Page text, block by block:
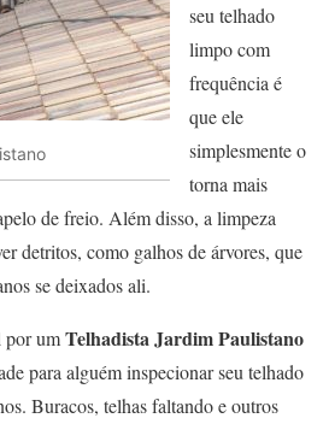
seu telhado
limpo com
frequência é
que ele
simplesmente o
torna mais
de freio. Além disso, a limpeza
detritos, como galhos de árvores, que
se deixados ali.
por umTelhadista Jardim Paulistano
para alguém inspecionar seu telhado
Buracos, telhas faltando e outros